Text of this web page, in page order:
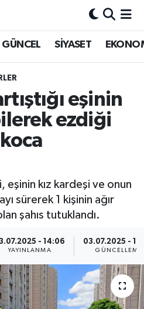
GÜNCEL SİYASET
eşinin
ezdiği
eşinin kız kardeşi ve onun
sürerek 1 kişinin ağır
şahıs tutuklandı.
- 14:06
YAYINLANMA
03.07.2025 -
GÜNCELLEME
ve Fikstür